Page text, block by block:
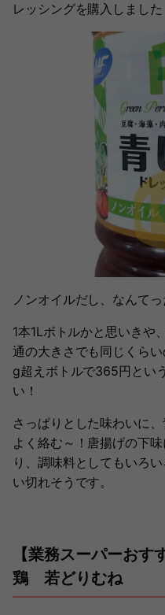
レッシングを購入しました
ノンオイルだし、なんて
1本1Lボトルかと思いきや
通の大きさでも同じくら
g超えボトルで365円とい
い！
さっぱりとした味わいに
よく絡む～！唐揚げの下
り、調味料としてもいろ
い切れそうです。
【業務スーパーお
鶏 若どりむね